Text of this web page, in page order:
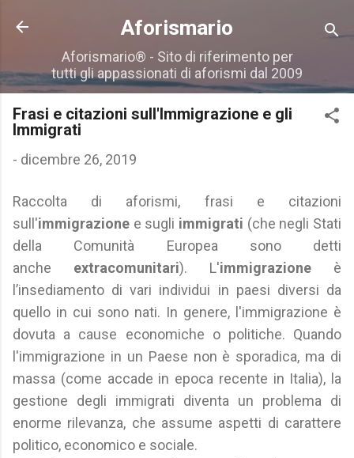
Passa ai contenuti principali
Aforismario
Aforismario® - Sito di riferimento per
tutti gli appassionati di aforismi dal 2009
Frasi e citazioni sull'Immigrazione e gli
Immigrati
- dicembre 26, 2019
Raccolta di aforismi, frasi e citazioni
sull'immigrazione e sugli immigrati (che negli Stati
della Comunità Europea sono detti
anche extracomunitari). L'immigrazione è
l’insediamento di vari individui in paesi diversi da
quello in cui sono nati. In genere, l'immigrazione è
dovuta a cause economiche o politiche. Quando
l'immigrazione in un Paese non è sporadica, ma di
massa (come accade in epoca recente in Italia), la
gestione degli immigrati diventa un problema di
enorme rilevanza, che assume aspetti di carattere
politico, economico e sociale.